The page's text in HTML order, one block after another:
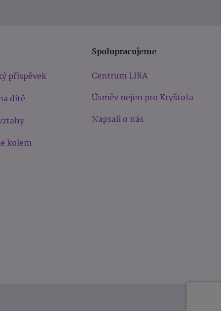
příspěvek
dítě
kolem
Spolupracujeme
Centrum LIRA
Úsměv nejen pro Kryštofa
Napsali o nás